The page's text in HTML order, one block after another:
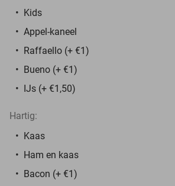
Kids
Appel-kaneel
Raffaello (+ €1)
Bueno (+ €1)
IJs (+ €1,50)
Hartig:
Kaas
Ham en kaas
Bacon (+ €1)